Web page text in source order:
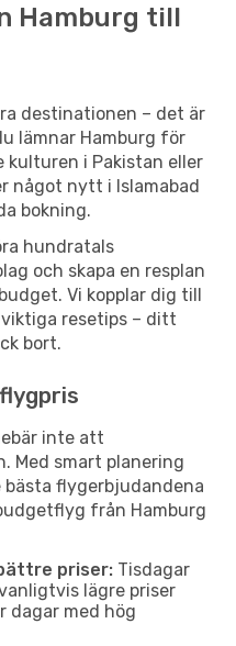
Hamburg till
destinationen – det är
lämnar Hamburg för
i Pakistan eller
något nytt i Islamabad
bokning.
hundratals
och skapa en resplan
Vi kopplar dig till
resetips – ditt
bort.
inte att
Med smart planering
bästa flygerbjudandena
från Hamburg
priser: Tisdagar
lägre priser
dagar med hög